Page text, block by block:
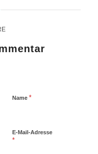
Name *
E-Mail-Adresse
*